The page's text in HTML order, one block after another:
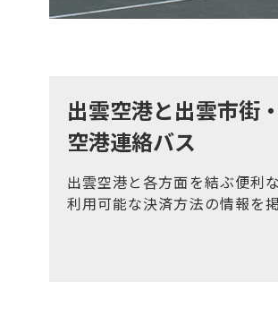
出雲空港と出雲市街
空港連絡バス
出雲空港と各方面を結ぶ便利
利用可能な決済方法の情報を